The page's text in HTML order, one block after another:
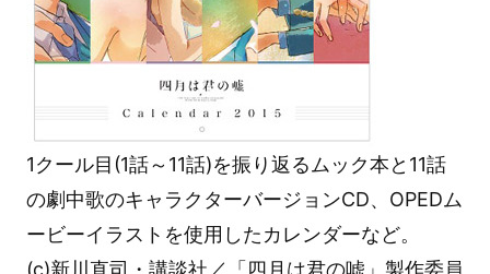
1クール目(1話～11話)を振り返るムック本と11話
の劇中歌のキャラクターバージョンCD、OPEDム
ービーイラストを使用したカレンダーなど。
(c)新川直司・講談社／「四月は君の嘘」製作委員